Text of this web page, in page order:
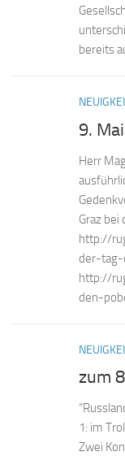
bereits
9.
Herr
Graz bei
http://
der-tag-
http://
den-
zum
1: im
Zwei